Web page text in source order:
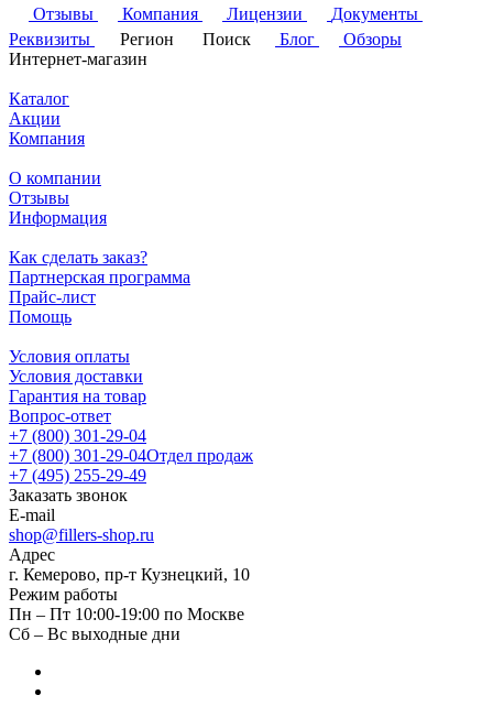
Отзывы
Компания Лицензии
Документы
Реквизиты
Регион Поиск Блог
Обзоры
Интернет-магазин
Каталог
Акции
Компания
О компании
Отзывы
Информация
Как сделать заказ?
Партнерская программа
Прайс-лист
Помощь
Условия оплаты
Условия доставки
Гарантия на товар
Вопрос-ответ
+7 (800) 301-29-04
+7 (800) 301-29-04Отдел продаж
+7 (495) 255-29-49
Заказать звонок
E-mail
shop@fillers-shop.ru
Адрес
г. Кемерово, пр-т Кузнецкий, 10
Режим работы
Пн – Пт 10:00-19:00 по Москве
Сб – Вс выходные дни